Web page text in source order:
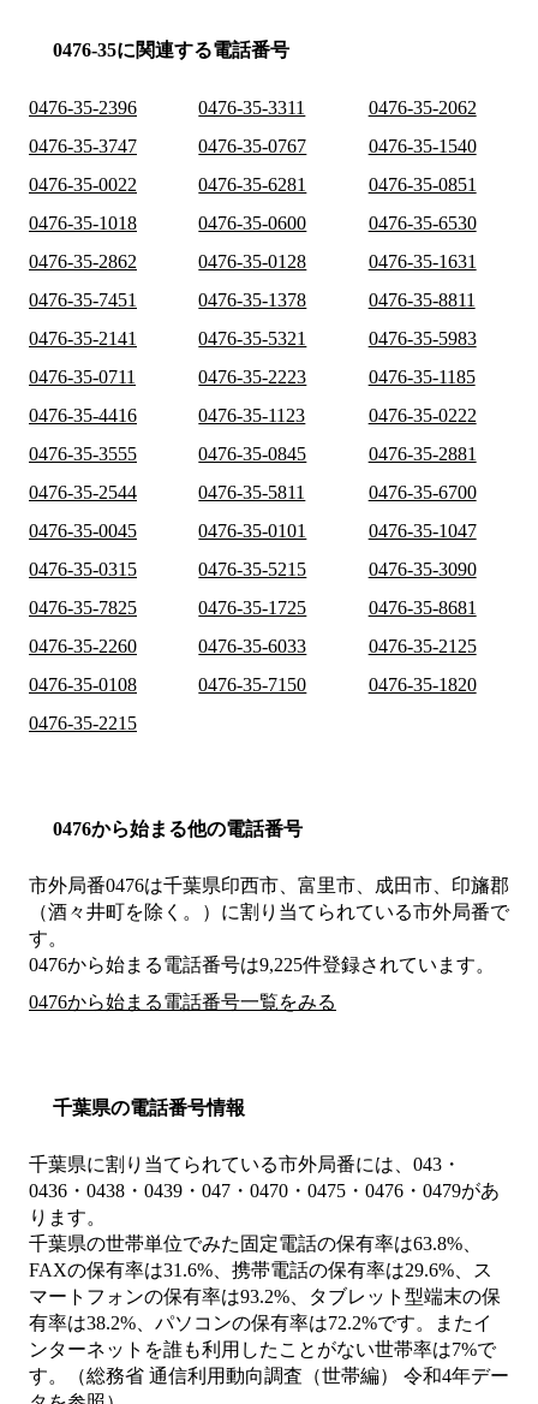
0476-35に関連する電話番号
0476-35-2396 0476-35-3311
0476-35-2062
0476-35-3747
0476-35-0767
0476-35-1540
0476-35-0022
0476-35-6281
0476-35-0851
0476-35-1018
0476-35-0600
0476-35-6530
0476-35-2862
0476-35-0128
0476-35-1631
0476-35-7451
0476-35-1378
0476-35-8811
0476-35-2141
0476-35-5321
0476-35-5983
0476-35-0711
0476-35-2223
0476-35-1185
0476-35-4416
0476-35-1123
0476-35-0222
0476-35-3555
0476-35-0845
0476-35-2881
0476-35-2544
0476-35-5811
0476-35-6700
0476-35-0045
0476-35-0101
0476-35-1047
0476-35-0315
0476-35-5215
0476-35-3090
0476-35-7825
0476-35-1725
0476-35-8681
0476-35-2260
0476-35-6033
0476-35-2125
0476-35-0108
0476-35-7150
0476-35-1820
0476-35-2215
0476から始まる他の電話番号
市外局番0476は千葉県印西市、富里市、成田市、印旛郡
（酒々井町を除く。） に割り当てられている市外局番で
す。
0476から始まる電話番号は9,225件登録されています。
0476から始まる電話番号一覧をみる
千葉県の電話番号情報
千葉県に割り当てられている市外局番には、043・
0436・0438・0439・047・0470・0475・0476・0479があ
ります。
千葉県の世帯単位でみた固定電話の保有率は63.8%、
FAXの保有率は31.6%、携帯電話の保有率は29.6%、ス
マートフォンの保有率は93.2%、タブレット型端末の保
有率は38.2%、パソコンの保有率は72.2%です。またイ
ンターネットを誰も利用したことがない世帯率は7%で
す。（総務省 通信利用動向調査（世帯編） 令和4年デー